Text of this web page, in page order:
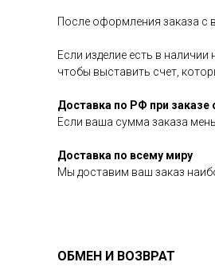
После оформления заказа с
Если изделие есть в
чтобы выставить счет,
Доставка по РФ при заказе
Если ваша сумма заказа
Доставка по всему миру
Мы доставим ваш заказ
ОБМЕН И ВОЗВРАТ